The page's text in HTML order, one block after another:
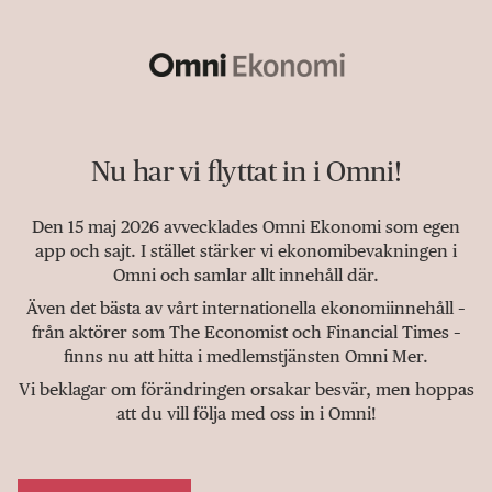
Nu har vi flyttat in i Omni!
Den 15 maj 2026 avvecklades Omni Ekonomi som egen
app och sajt. I stället stärker vi ekonomibevakningen i
Omni och samlar allt innehåll där.
Även det bästa av vårt internationella ekonomiinnehåll –
från aktörer som The Economist och Financial Times –
finns nu att hitta i medlemstjänsten Omni Mer.
Vi beklagar om förändringen orsakar besvär, men hoppas
att du vill följa med oss in i Omni!